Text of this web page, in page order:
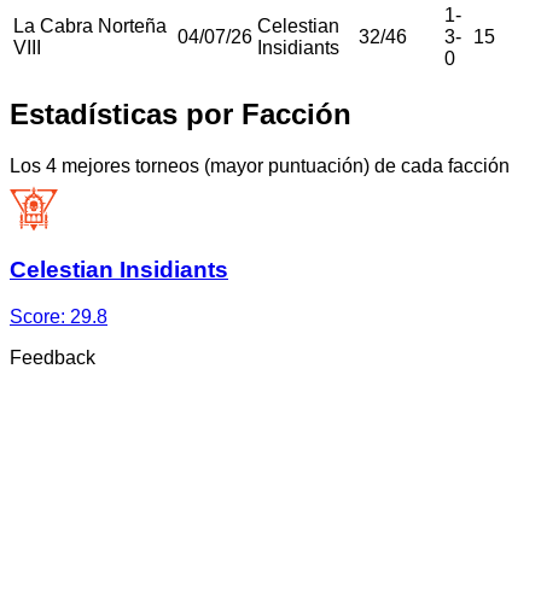
La Cabra Norteña
VIII
04/07/26
Celestian
Insidiants
32/46
1-
3-
0
15
Estadísticas por Facción
Los 4 mejores torneos (mayor puntuación) de cada facción
Celestian Insidiants
Score: 29.8
Feedback